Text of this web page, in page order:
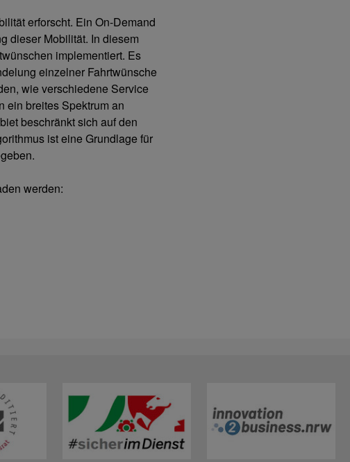
erforscht. Ein On-Demand
dieser Mobilität. In diesem
implementiert. Es
einzelner Fahrtwünsche
wie verschiedene Service
ein breites Spektrum an
beschränkt sich auf den
ist eine Grundlage für
werden: